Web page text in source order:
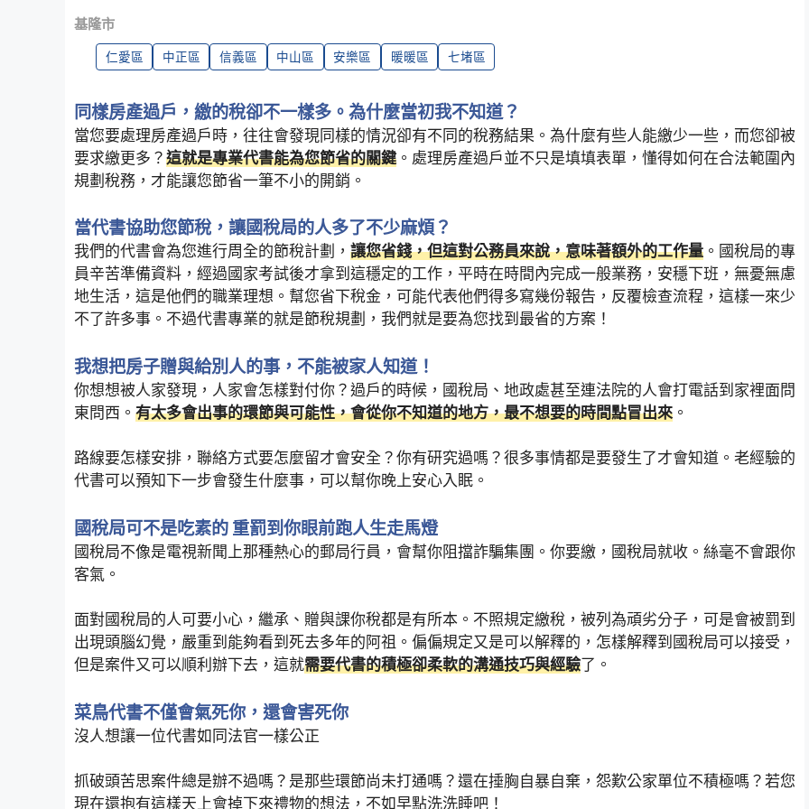
基隆市
仁愛區 中正區 信義區 中山區 安樂區 暖暖區 七堵區
同樣房產過戶，繳的稅卻不一樣多。為什麼當初我不知道？
當您要處理房產過戶時，往往會發現同樣的情況卻有不同的稅務結果。為什麼有些人能繳少一些，而您卻被
要求繳更多？ 這就是專業代書能為您節省的關鍵 。處理房產過戶並不只是填填表單，懂得如何在合法範圍內
規劃稅務，才能讓您節省一筆不小的開銷。
當代書協助您節稅，讓國稅局的人多了不少麻煩？
我們的代書會為您進行周全的節稅計劃， 讓您省錢，但這對公務員來說，意味著額外的工作量 。國稅局的專
員辛苦準備資料，經過國家考試後才拿到這穩定的工作，平時在時間內完成一般業務，安穩下班，無憂無慮
地生活，這是他們的職業理想。幫您省下稅金，可能代表他們得多寫幾份報告，反覆檢查流程，這樣一來少
不了許多事。不過代書專業的就是節稅規劃，我們就是要為您找到最省的方案！
我想把房子贈與給別人的事，不能被家人知道！
你想想被人家發現，人家會怎樣對付你？過戶的時候，國稅局、地政處甚至連法院的人會打電話到家裡面問
東問西。 有太多會出事的環節與可能性，會從你不知道的地方，最不想要的時間點冒出來 。
路線要怎樣安排，聯絡方式要怎麼留才會安全？你有研究過嗎？很多事情都是要發生了才會知道。老經驗的
代書可以預知下一步會發生什麼事，可以幫你晚上安心入眠。
國稅局可不是吃素的 重罰到你眼前跑人生走馬燈
國稅局不像是電視新聞上那種熱心的郵局行員，會幫你阻擋詐騙集團。你要繳，國稅局就收。絲毫不會跟你
客氣。
面對國稅局的人可要小心，繼承、贈與課你稅都是有所本。不照規定繳稅，被列為頑劣分子，可是會被罰到
出現頭腦幻覺，嚴重到能夠看到死去多年的阿祖。偏偏規定又是可以解釋的，怎樣解釋到國稅局可以接受，
但是案件又可以順利辦下去，這就需要代書的積極卻柔軟的溝通技巧與經驗了。
菜鳥代書不僅會氣死你，還會害死你
沒人想讓一位代書如同法官一樣公正
抓破頭苦思案件總是辦不過嗎？是那些環節尚未打通嗎？還在捶胸自暴自棄，怨歎公家單位不積極嗎？若您
現在還抱有這樣天上會掉下來禮物的想法，不如早點洗洗睡吧！